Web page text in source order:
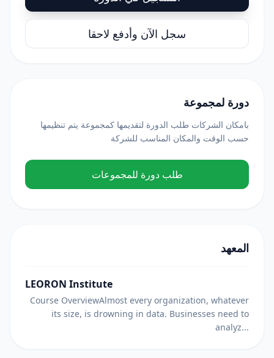
سجل الآن وأدفع لاحقا
دورة لمجموعة
بامكان الشركات طلب الدورة لتقديمها كمجموعة يتم تنظيمها
حسب الوقت والمكان المناسب للشركة
طلب دورة للمجموعات
المعهد
LEORON Institute
Course OverviewAlmost every organization, whatever
its size, is drowning in data. Businesses need to
analyz...